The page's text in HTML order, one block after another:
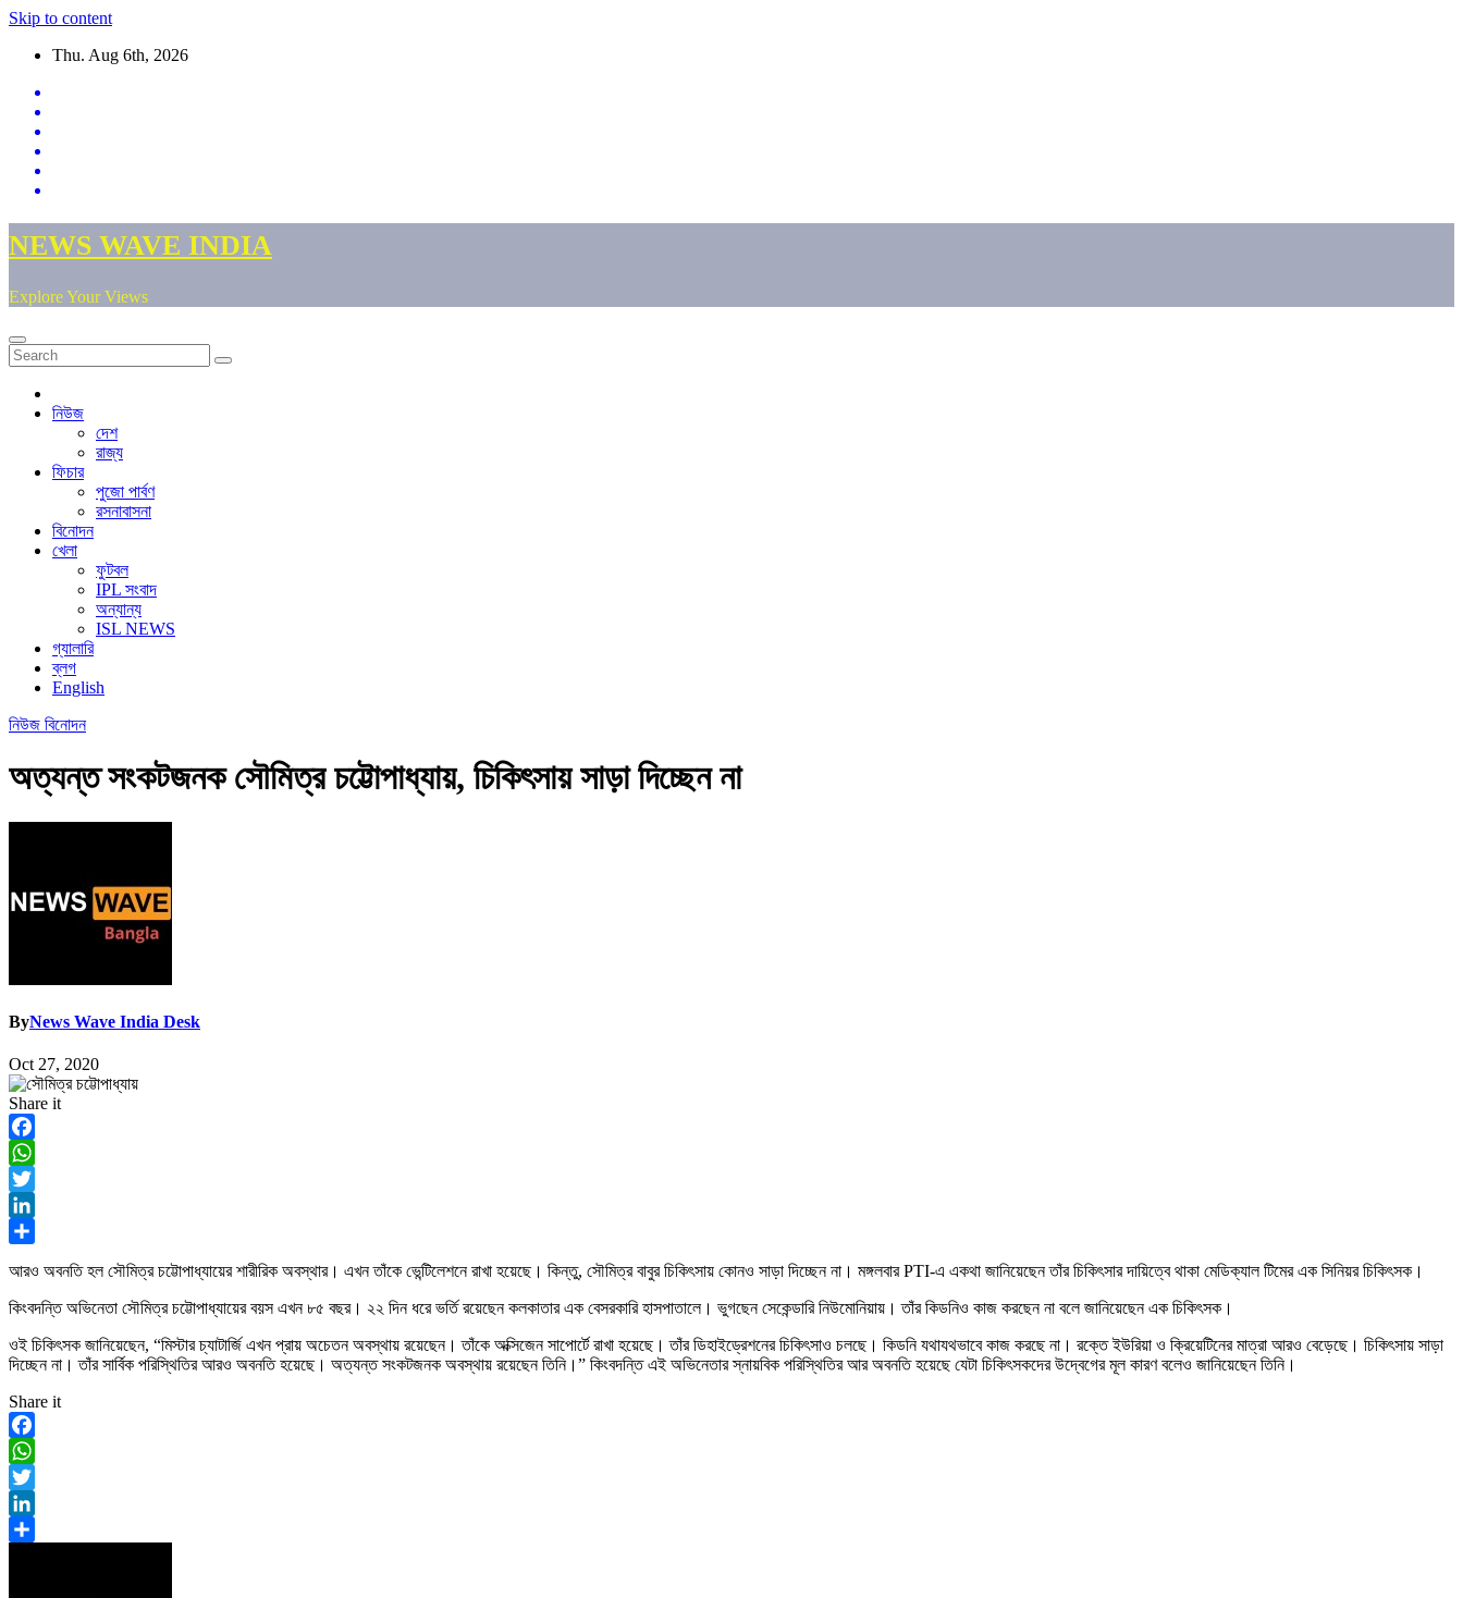
Skip to content
Thu. Aug 6th, 2026
NEWS WAVE INDIA
Explore Your Views
নিউজ
দেশ
রাজ্য
ফিচার
পুজো পার্বণ
রসনাবাসনা
বিনোদন
খেলা
ফুটবল
IPL সংবাদ
অন্যান্য
ISL NEWS
গ্যালারি
ব্লগ
English
নিউজ বিনোদন
অত্যন্ত সংকটজনক সৌমিত্র চট্টোপাধ্যায়, চিকিৎসায় সাড়া দিচ্ছেন না
ByNews Wave India Desk
Oct 27, 2020
Share it
Facebook
WhatsApp
Twitter
LinkedIn
আরও অবনতি হল সৌমিত্র চট্টোপাধ্যায়ের শারীরিক অবস্থার। এখন তাঁকে ভেন্টিলেশনে রাখা হয়েছে। কিন্তু, সৌমিত্র বাবুর চিকিৎসায় কোনও সাড়া দিচ্ছেন না। মঙ্গলবার PTI-এ একথা জানিয়েছেন তাঁর চিকিৎসার দায়িত্বে থাকা মেডিক্যাল টিমের এক সিনিয়র চিকিৎসক।
কিংবদন্তি অভিনেতা সৌমিত্র চট্টোপাধ্যায়ের বয়স এখন ৮৫ বছর। ২২ দিন ধরে ভর্তি রয়েছেন কলকাতার এক বেসরকারি হাসপাতালে। ভুগছেন সেকেন্ডারি নিউমোনিয়ায়। তাঁর কিডনিও কাজ করছেন না বলে জানিয়েছেন এক চিকিৎসক।
ওই চিকিৎসক জানিয়েছেন, “মিস্টার চ্যাটার্জি এখন প্রায় অচেতন অবস্থায় রয়েছেন। তাঁকে অক্সিজেন সাপোর্টে রাখা হয়েছে। তাঁর ডিহাইড্রেশনের চিকিৎসাও চলছে। কিডনি যথাযথভাবে কাজ করছে না। রক্তে ইউরিয়া ও ক্রিয়েটিনের মাত্রা আরও বেড়েছে। চিকিৎসায় সাড়া
দিচ্ছেন না। তাঁর সার্বিক পরিস্থিতির আরও অবনতি হয়েছে। অত্যন্ত সংকটজনক অবস্থায় রয়েছেন তিনি।” কিংবদন্তি এই অভিনেতার স্নায়বিক পরিস্থিতির আর অবনতি হয়েছে যেটা চিকিৎসকদের উদ্বেগের মূল কারণ বলেও জানিয়েছেন তিনি।
Share it
Facebook
WhatsApp
Twitter
LinkedIn